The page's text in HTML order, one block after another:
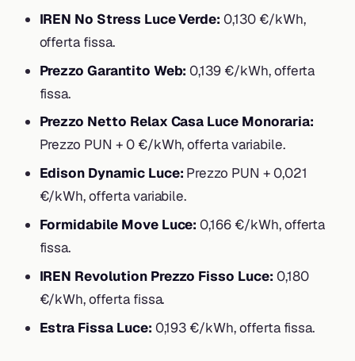
IREN No Stress Luce Verde: 0,130 €/kWh,
offerta fissa.
Prezzo Garantito Web: 0,139 €/kWh, offerta
fissa.
Prezzo Netto Relax Casa Luce Monoraria:
Prezzo PUN + 0 €/kWh, offerta variabile.
Edison Dynamic Luce: Prezzo PUN + 0,021
€/kWh, offerta variabile.
Formidabile Move Luce: 0,166 €/kWh, offerta
fissa.
IREN Revolution Prezzo Fisso Luce: 0,180
€/kWh, offerta fissa.
Estra Fissa Luce: 0,193 €/kWh, offerta fissa.